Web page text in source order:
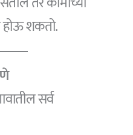
होऊ शकतो.
सर्व